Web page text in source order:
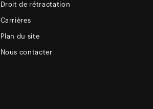
Droit de rétractation
Carrières
Plan du site
Nous contacter